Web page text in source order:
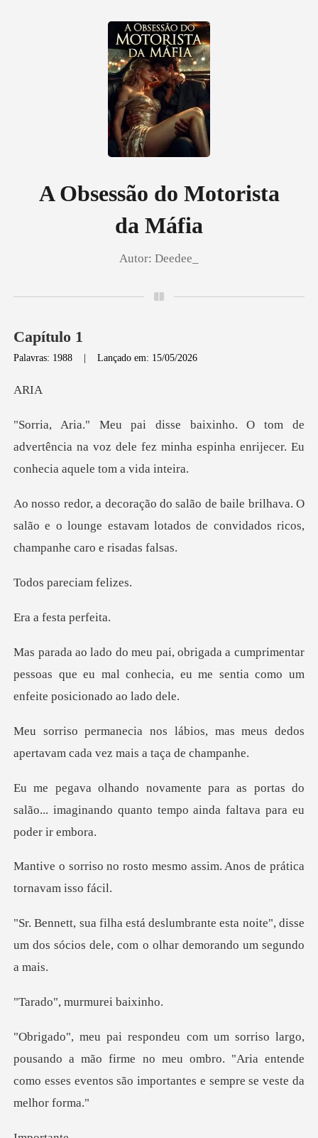
Histórico
A Obsessão do Motorista
da Máfia
Autor: Deedee_
Capítulo 1
Palavras: 1988 |Lançado em: 15/05/2026
R
de
advertência na voz dele fez minha espinha e
ilhava. O
salão e o lounge estavam lotados de co
areciam
esta pe
rimentar
pessoas que eu mal conhecia, eu me se
os, mas meus dedos
apertavam ca
ortas do
salão... imaginando quanto temp
o mesmo assim. Anos de pr
e esta noite", disse
um dos sócios dele,
murmurei
ndo a mão firme no meu ombro. "Aria entende
como esses ev